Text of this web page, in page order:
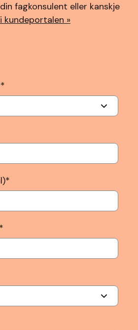
fagkonsulent eller kanskje
kundeportalen »
*
*
*